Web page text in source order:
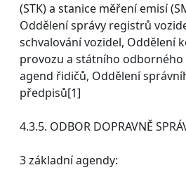
(STK) a stanice měření emisí
Oddělení správy registrů
schvalování vozidel, Oddělení
provozu a státního
agend řidičů, Oddělení
předpisů[1]
4.3.5. ODBOR DOPRAVNĚ
3 základní agendy: